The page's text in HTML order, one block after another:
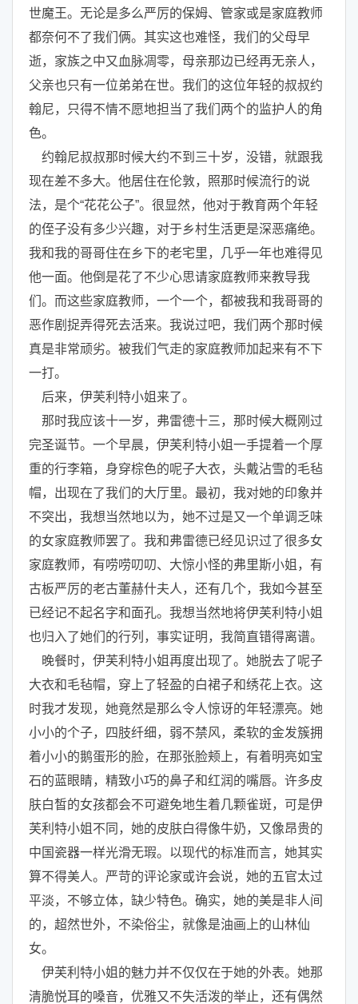
世魔王。无论是多么严厉的保姆、管家或是家庭教师
都奈何不了我们俩。其实这也难怪，我们的父母早
逝，家族之中又血脉凋零，母亲那边已经再无亲人，
父亲也只有一位弟弟在世。我们的这位年轻的叔叔约
翰尼，只得不情不愿地担当了我们两个的监护人的角
色。
约翰尼叔叔那时候大约不到三十岁，没错，就跟我
现在差不多大。他居住在伦敦，照那时候流行的说
法，是个“花花公子”。很显然，他对于教育两个年轻
的侄子没有多少兴趣，对于乡村生活更是深恶痛绝。
我和我的哥哥住在乡下的老宅里，几乎一年也难得见
他一面。他倒是花了不少心思请家庭教师来教导我
们。而这些家庭教师，一个一个，都被我和我哥哥的
恶作剧捉弄得死去活来。我说过吧，我们两个那时候
真是非常顽劣。被我们气走的家庭教师加起来有不下
一打。
后来，伊芙利特小姐来了。
那时我应该十一岁，弗雷德十三，那时候大概刚过
完圣诞节。一个早晨，伊芙利特小姐一手提着一个厚
重的行李箱，身穿棕色的呢子大衣，头戴沾雪的毛毡
帽，出现在了我们的大厅里。最初，我对她的印象并
不突出，我想当然地以为，她不过是又一个单调乏味
的女家庭教师罢了。我和弗雷德已经见识过了很多女
家庭教师，有唠唠叨叨、大惊小怪的弗里斯小姐，有
古板严厉的老古董赫什夫人，还有几个，我如今甚至
已经记不起名字和面孔。我想当然地将伊芙利特小姐
也归入了她们的行列，事实证明，我简直错得离谱。
晚餐时，伊芙利特小姐再度出现了。她脱去了呢子
大衣和毛毡帽，穿上了轻盈的白裙子和绣花上衣。这
时我才发现，她竟然是那么令人惊讶的年轻漂亮。她
小小的个子，四肢纤细，弱不禁风，柔软的金发簇拥
着小小的鹅蛋形的脸，在那张脸颊上，有着明亮如宝
石的蓝眼睛，精致小巧的鼻子和红润的嘴唇。许多皮
肤白皙的女孩都会不可避免地生着几颗雀斑，可是伊
芙利特小姐不同，她的皮肤白得像牛奶，又像昂贵的
中国瓷器一样光滑无瑕。以现代的标准而言，她其实
算不得美人。严苛的评论家或许会说，她的五官太过
平淡，不够立体，缺少特色。确实，她的美是非人间
的，超然世外，不染俗尘，就像是油画上的山林仙
女。
伊芙利特小姐的魅力并不仅仅在于她的外表。她那
清脆悦耳的嗓音，优雅又不失活泼的举止，还有偶然